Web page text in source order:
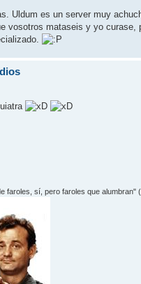
Uldum es un server muy
vosotros mataseis y yo
faroles, sí­, pero faroles que alumbran"